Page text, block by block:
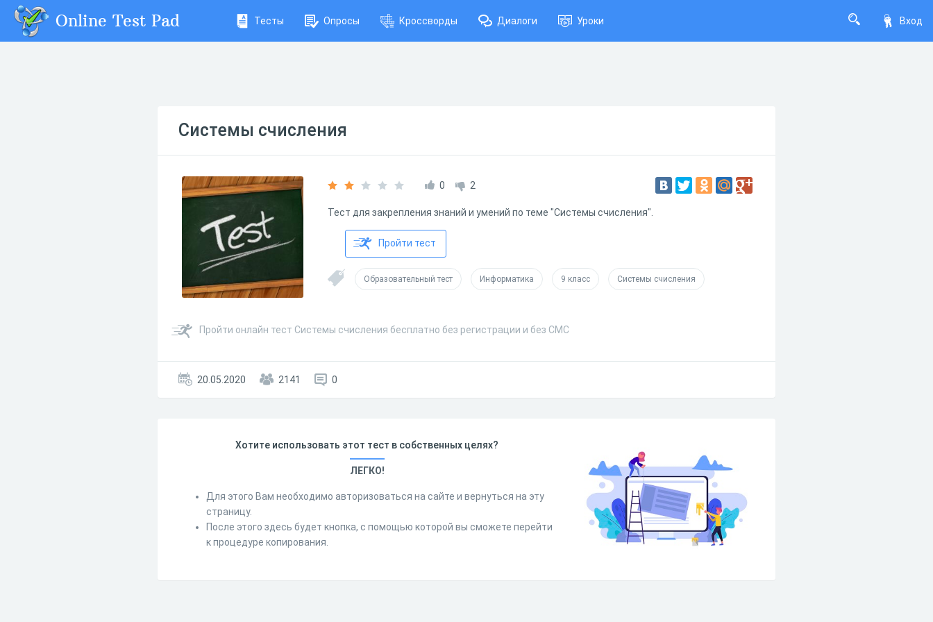
Вход
Online Test Pad Тесты Опросы Кроссворды Диалоги Уроки
Системы счисления
0 2
Тест для закрепления знаний и умений по теме "Системы счисления".
Пройти тест
Образовательный тест Информатика 9 класс Системы счисления
Пройти онлайн тест Системы счисления бесплатно без регистрации и без СМС
20.05.2020 2141 0
Хотите использовать этот тест в собственных целях?
ЛЕГКО!
Для этого Вам необходимо авторизоваться на сайте и вернуться на эту
страницу.
После этого здесь будет кнопка, с помощью которой вы сможете перейти
к процедуре копирования.